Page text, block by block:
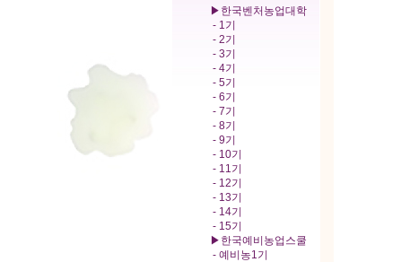
▶한국벤처농업대학
- 1기
- 2기
- 3기
- 4기
- 5기
- 6기
- 7기
- 8기
- 9기
- 10기
- 11기
- 12기
- 13기
- 14기
- 15기
▶한국예비농업스쿨
- 예비농1기